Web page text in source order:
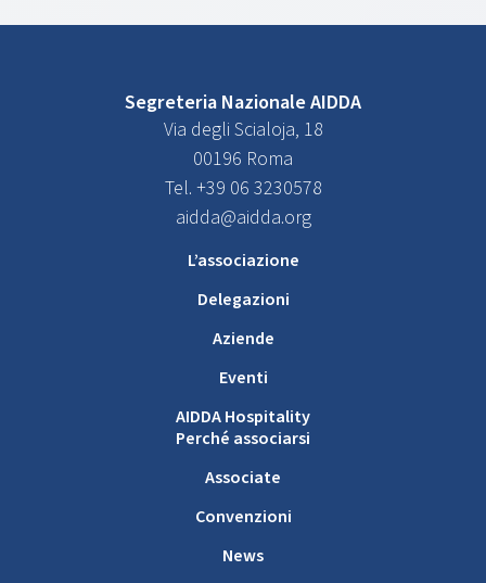
Segreteria Nazionale AIDDA
Via degli Scialoja, 18
00196 Roma
Tel. +39 06 3230578
aidda@aidda.org
L’associazione
Delegazioni
Aziende
Eventi
AIDDA Hospitality
Perché associarsi
Associate
Convenzioni
News